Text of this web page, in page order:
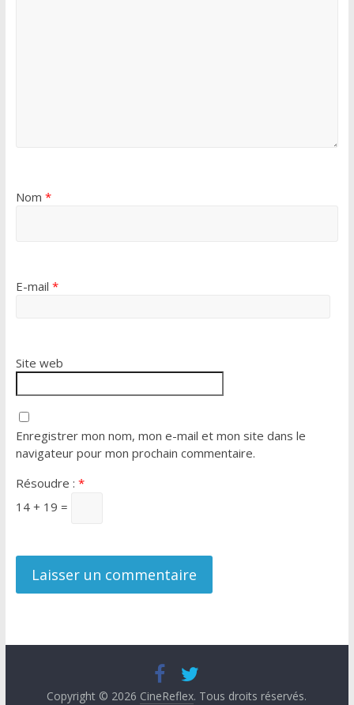
Nom *
E-mail *
Site web
Enregistrer mon nom, mon e-mail et mon site dans le
navigateur pour mon prochain commentaire.
Résoudre : *
14 + 19 =
Copyright © 2026 CineReflex. Tous droits réservés.